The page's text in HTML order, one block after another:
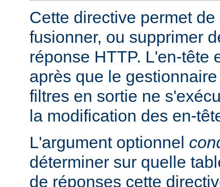
Cette directive permet de
fusionner, ou supprimer
réponse HTTP. L'en-tête
après que le
filtres en sortie ne
la modification des en-
L'argument optionnel
déterminer sur quelle
de réponses cette